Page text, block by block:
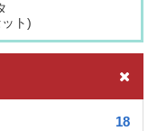
ト)
18